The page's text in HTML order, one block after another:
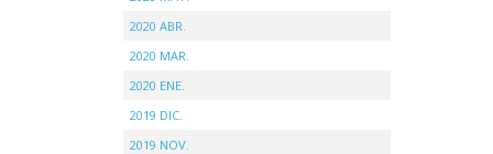
2020 ABR.
2020 MAR.
2020 ENE.
2019 DIC.
2019 NOV.